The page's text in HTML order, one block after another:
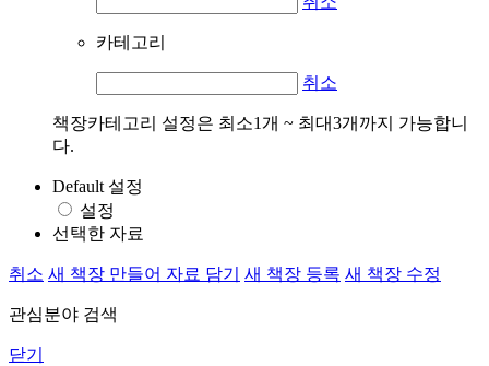
카테고리
취소
책장카테고리 설정은 최소1개 ~ 최대3개까지 가능합니
다.
Default 설정
설정
선택한 자료
취소 새 책장 만들어 자료 담기 새 책장 등록 새 책장 수정
관심분야 검색
닫기